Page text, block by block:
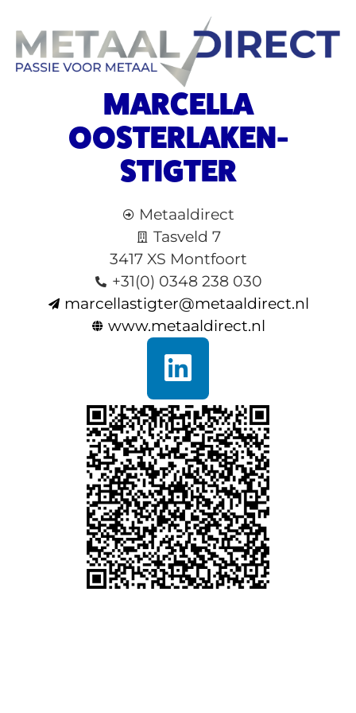
MARCELLA
OOSTERLAKEN-
STIGTER
Metaaldirect
Tasveld 7
3417 XS Montfoort
+31(0) 0348 238 030
marcellastigter@metaaldirect.nl
www.metaaldirect.nl